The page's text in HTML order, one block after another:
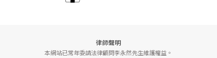
律師聲明
本網站已常年委請法律顧問李永然先生維護權益。